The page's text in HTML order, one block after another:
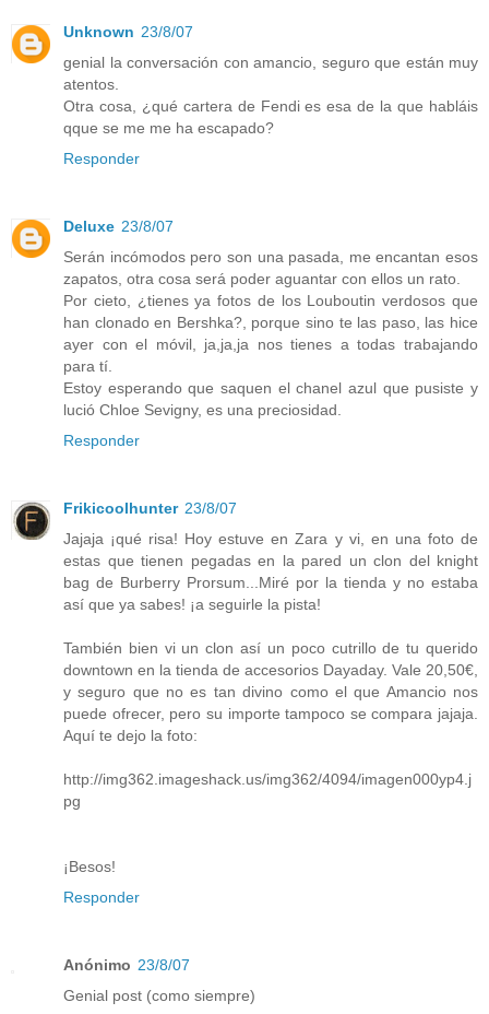
Unknown 23/8/07
genial la conversación con amancio, seguro que están muy
atentos.
Otra cosa, ¿qué cartera de Fendi es esa de la que habláis
qque se me me ha escapado?
Responder
Deluxe 23/8/07
Serán incómodos pero son una pasada, me encantan esos
zapatos, otra cosa será poder aguantar con ellos un rato.
Por cieto, ¿tienes ya fotos de los Louboutin verdosos que
han clonado en Bershka?, porque sino te las paso, las hice
ayer con el móvil, ja,ja,ja nos tienes a todas trabajando
para tí.
Estoy esperando que saquen el chanel azul que pusiste y
lució Chloe Sevigny, es una preciosidad.
Responder
Frikicoolhunter 23/8/07
Jajaja ¡qué risa! Hoy estuve en Zara y vi, en una foto de
estas que tienen pegadas en la pared un clon del knight
bag de Burberry Prorsum...Miré por la tienda y no estaba
así que ya sabes! ¡a seguirle la pista!
También bien vi un clon así un poco cutrillo de tu querido
downtown en la tienda de accesorios Dayaday. Vale 20,50€,
y seguro que no es tan divino como el que Amancio nos
puede ofrecer, pero su importe tampoco se compara jajaja.
Aquí te dejo la foto:
http://img362.imageshack.us/img362/4094/imagen000yp4.j
pg
¡Besos!
Responder
Anónimo 23/8/07
Genial post (como siempre)